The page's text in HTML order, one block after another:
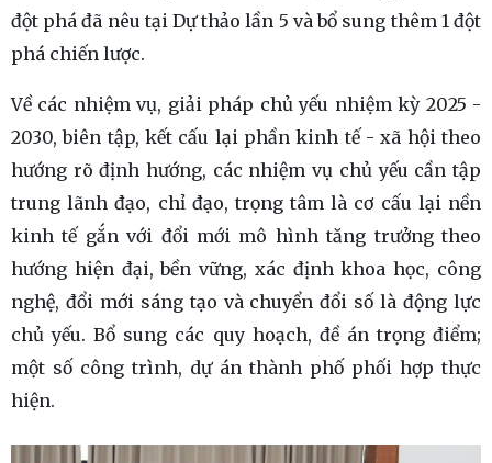
đột phá đã nêu tại Dự thảo lần 5 và bổ sung thêm 1 đột
phá chiến lược.
Về các nhiệm vụ, giải pháp chủ yếu nhiệm kỳ 2025 -
2030, biên tập, kết cấu lại phần kinh tế - xã hội theo
hướng rõ định hướng, các nhiệm vụ chủ yếu cần tập
trung lãnh đạo, chỉ đạo, trọng tâm là cơ cấu lại nền
kinh tế gắn với đổi mới mô hình tăng trưởng theo
hướng hiện đại, bền vững, xác định khoa học, công
nghệ, đổi mới sáng tạo và chuyển đổi số là động lực
chủ yếu. Bổ sung các quy hoạch, đề án trọng điểm;
một số công trình, dự án thành phố phối hợp thực
hiện.